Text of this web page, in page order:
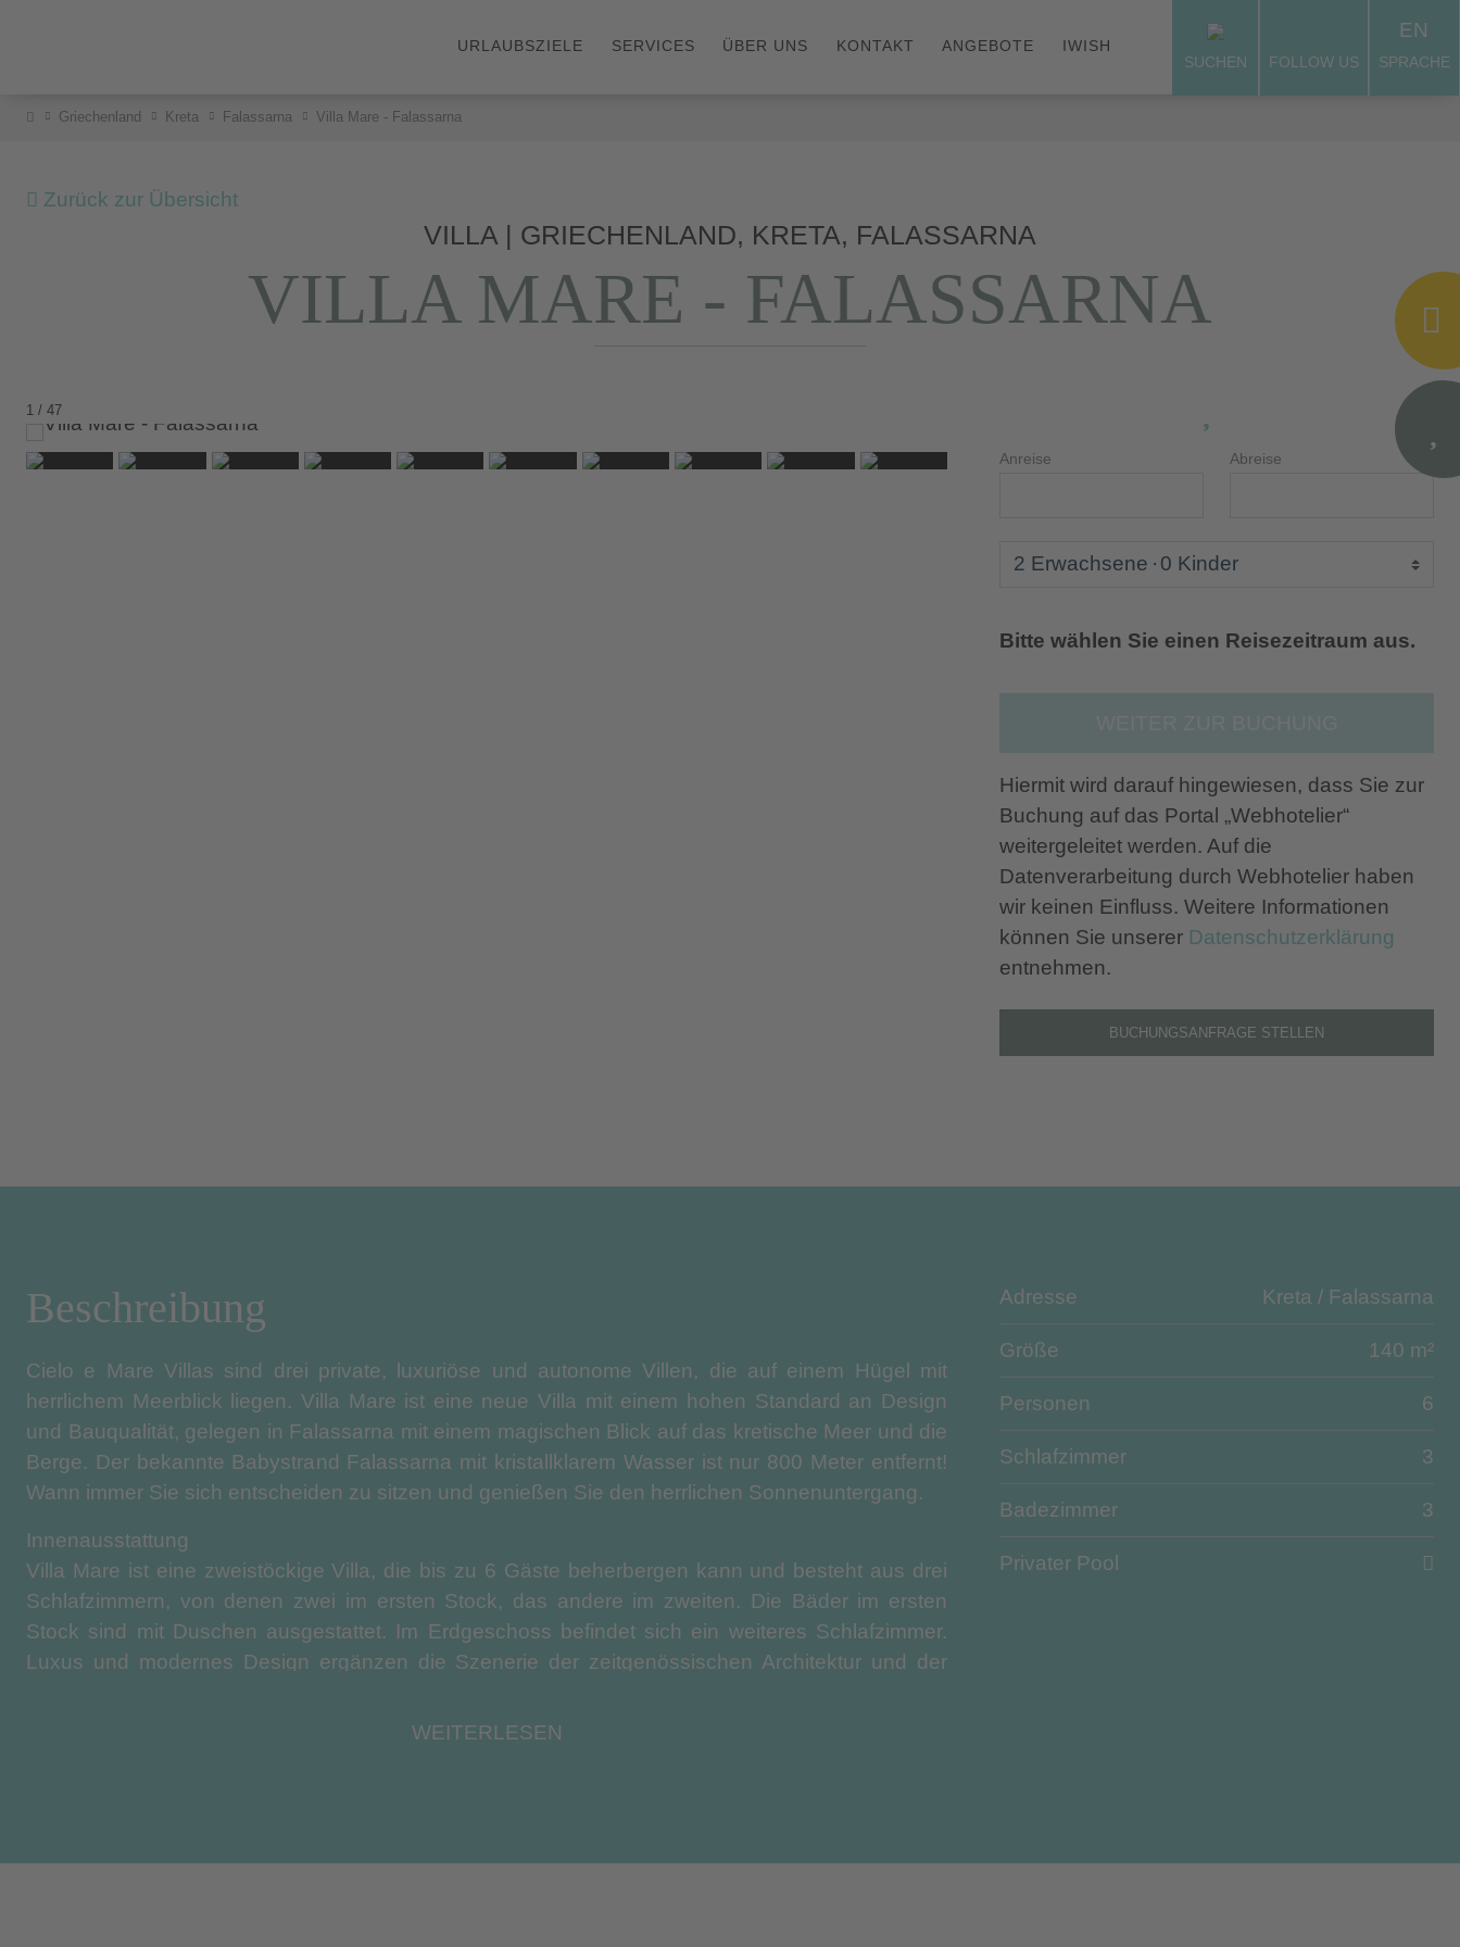
URLAUBSZIELE SERVICES ÜBER UNS KONTAKT ANGEBOTE IWISH
SUCHEN FOLLOW US
EN
SPRACHE
Griechenland Kreta Falassarna Villa Mare - Falassarna
Zurück zur Übersicht
VILLA | GRIECHENLAND, KRETA, FALASSARNA
VILLA MARE - FALASSARNA
1 / 47
Anreise Abreise
2 Erwachsene 0 Kinder
Bitte wählen Sie einen Reisezeitraum aus.
Hiermit wird darauf hingewiesen, dass Sie zur
Buchung auf das Portal „Webhotelier“
weitergeleitet werden. Auf die
Datenverarbeitung durch Webhotelier haben
wir keinen Einfluss. Weitere Informationen
können Sie unserer Datenschutzerklärung
entnehmen.
BUCHUNGSANFRAGE STELLEN
Beschreibung
Cielo e Mare Villas sind drei private, luxuriöse und autonome Villen, die auf einem Hügel mit
herrlichem Meerblick liegen. Villa Mare ist eine neue Villa mit einem hohen Standard an Design
und Bauqualität, gelegen in Falassarna mit einem magischen Blick auf das kretische Meer und die
Berge. Der bekannte Babystrand Falassarna mit kristallklarem Wasser ist nur 800 Meter entfernt!
Wann immer Sie sich entscheiden zu sitzen und genießen Sie den herrlichen Sonnenuntergang.
Innenausstattung
Villa Mare ist eine zweistöckige Villa, die bis zu 6 Gäste beherbergen kann und besteht aus drei
Schlafzimmern, von denen zwei im ersten Stock, das andere im zweiten. Die Bäder im ersten
Stock sind mit Duschen ausgestattet. Im Erdgeschoss befindet sich ein weiteres Schlafzimmer.
Luxus und modernes Design ergänzen die Szenerie der zeitgenössischen Architektur und der
ausgestatteten Küche, einem Essbereich, einem Wohnzimmer mit modernen Möbeln und einem
Der dominierende Teil des Außenbereichs ist ein großer Swimmingpool mit einem sicheren Bereich
WEITERLESEN
Adresse Kreta / Falassarna
Größe 140 m²
Personen 6
Schlafzimmer 3
Badezimmer 3
Privater Pool